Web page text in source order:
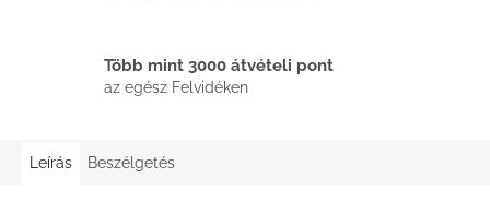
Több mint 3000 átvételi pont
az egész Felvidéken
Leírás Beszélgetés